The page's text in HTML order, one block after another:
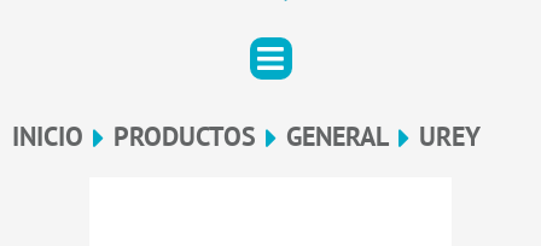
INICIO PRODUCTOS GENERAL UREY